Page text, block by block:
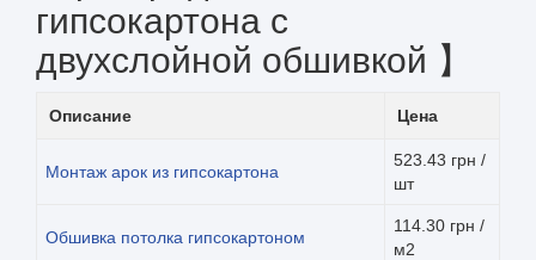
гипсокартона с
двухслойной обшивкой 】
Описание Цена
Монтаж арок из гипсокартона
523.43 грн /
шт
Обшивка потолка гипсокартоном
114.30 грн /
м2